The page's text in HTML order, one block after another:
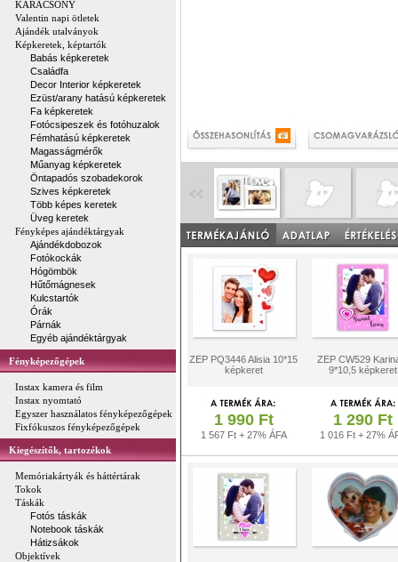
KARÁCSONY
Valentin napi ötletek
Ajándék utalványok
Képkeretek, képtartók
Babás képkeretek
Családfa
Decor Interior képkeretek
Ezüst/arany hatású képkeretek
Fa képkeretek
Fotócsipeszek és fotóhuzalok
Fémhatású képkeretek
Magasságmérők
Műanyag képkeretek
Öntapadós szobadekorok
Szives képkeretek
Több képes keretek
Üveg keretek
Fényképes ajándéktárgyak
Ajándékdobozok
Fotókockák
Hógömbök
Hűtőmágnesek
Kulcstartók
Órák
Párnák
Egyéb ajándéktárgyak
Fényképezőgépek
Instax kamera és film
Instax nyomtató
Egyszer használatos fényképezőgépek
Fixfókuszos fényképezőgépek
Kiegészítők, tartozékok
Memóriakártyák és háttértárak
Tokok
Táskák
Fotós táskák
Notebook táskák
Hátizsákok
Objektívek
ZEP PQ3446 Alisia 10*15
képkeret
ZEP CW529
9*10,5 képkeret
1 990 Ft
1 567 Ft + 27% ÁFA
1 290 Ft
1 016 Ft + 27%